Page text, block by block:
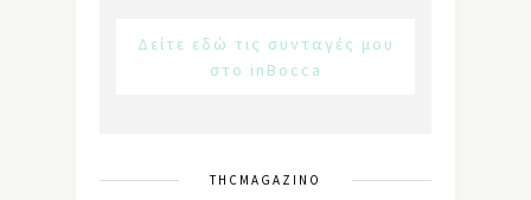
Δείτε εδώ τις συνταγές μου
στο inBocca
THCMAGAZINO